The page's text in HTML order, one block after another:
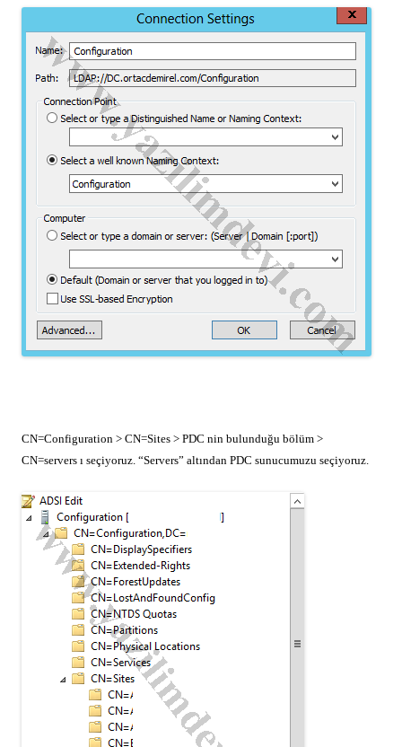
CN=Configuration > CN=Sites > PDC nin bulunduğu bölüm >
CN=servers ı seçiyoruz. “Servers” altından PDC sunucumuzu seçiyoruz.